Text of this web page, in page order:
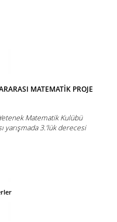
MATEMATİK PROJE
Matematik Kulübü
yarışmada 3.’lük derecesi